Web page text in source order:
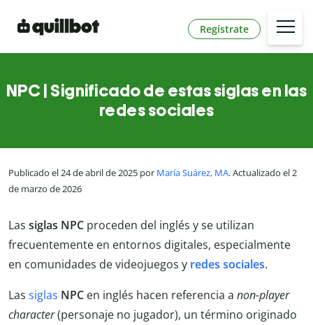
Regístrate
NPC | Significado de estas siglas en las
redes sociales
Publicado el 24 de abril de 2025 por María Suárez, MA. Actualizado el 2
de marzo de 2026
Las siglas NPC proceden del inglés y se utilizan
frecuentemente en entornos digitales, especialmente
en comunidades de videojuegos y redes sociales.
Las siglas NPC en inglés hacen referencia a non-player
character(personaje no jugador), un término originado